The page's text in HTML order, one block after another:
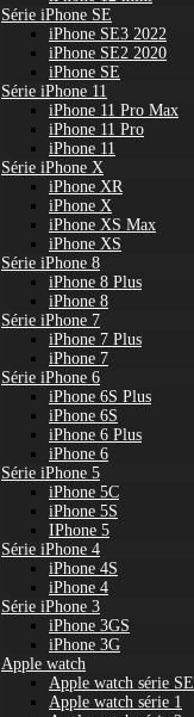
Série iPhone SE
iPhone SE3 2022
iPhone SE2 2020
iPhone SE
Série iPhone 11
iPhone 11 Pro Max
iPhone 11 Pro
iPhone 11
Série iPhone X
iPhone XR
iPhone X
iPhone XS Max
iPhone XS
Série iPhone 8
iPhone 8 Plus
iPhone 8
Série iPhone 7
iPhone 7 Plus
iPhone 7
Série iPhone 6
iPhone 6S Plus
iPhone 6S
iPhone 6 Plus
iPhone 6
Série iPhone 5
iPhone 5C
iPhone 5S
IPhone 5
Série iPhone 4
iPhone 4S
iPhone 4
Série iPhone 3
iPhone 3GS
iPhone 3G
Apple watch
Apple watch série SE
Apple watch série 1